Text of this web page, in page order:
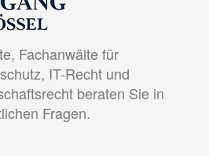
Fachanwälte für
IT-Recht und
beraten Sie in
Fragen.